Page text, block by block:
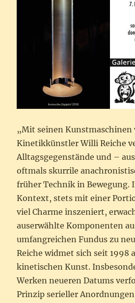
„Mit seinen Kunstmaschinen
Kinetikkünstler Willi Reiche
Alltagsgegenstände und –
oftmals skurrile
früher Technik in Bewegung.
Kontext, stets mit einer
viel Charme inszeniert,
auserwählte Komponenten
umfangreichen Fundus zu
Reiche widmet sich seit 1998
kinetischen Kunst.
Werken neueren Datums
Prinzip serieller